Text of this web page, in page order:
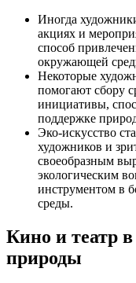
Иногда
акциях и
способ
окружающей
Некоторые
помогают сбору
инициативы,
поддержке
Эко-искусство
художников и
своеобразным
экологическим
инструментом в
среды.
Кино и театр в
природы